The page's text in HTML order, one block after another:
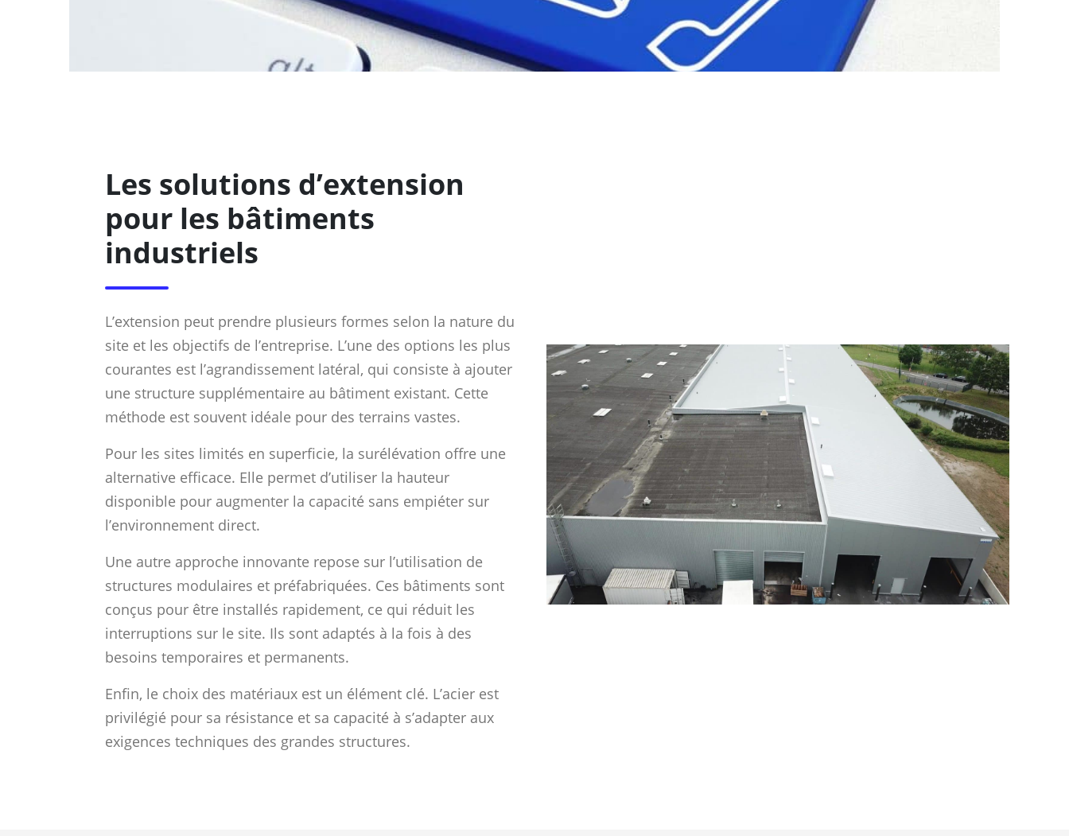
Les solutions d’extension
pour les bâtiments
industriels
L’extension peut prendre plusieurs formes selon la nature du
site et les objectifs de l’entreprise. L’une des options les plus
courantes est l’agrandissement latéral, qui consiste à ajouter
une structure supplémentaire au bâtiment existant. Cette
méthode est souvent idéale pour des terrains vastes.
Pour les sites limités en superficie, la surélévation offre une
alternative efficace. Elle permet d’utiliser la hauteur
disponible pour augmenter la capacité sans empiéter sur
l’environnement direct.
Une autre approche innovante repose sur l’utilisation de
structures modulaires et préfabriquées. Ces bâtiments sont
conçus pour être installés rapidement, ce qui réduit les
interruptions sur le site. Ils sont adaptés à la fois à des
besoins temporaires et permanents.
Enfin, le choix des matériaux est un élément clé. L’acier est
privilégié pour sa résistance et sa capacité à s’adapter aux
exigences techniques des grandes structures.